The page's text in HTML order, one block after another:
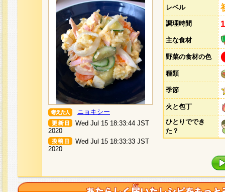
ニョキシー
Wed Jul 15 18:33:44 JST
2020
Wed Jul 15 18:33:33 JST
2020
レベル
調理時間
主な食材
野菜の食材の色
種類
季節
火と包丁
ひとりででき
た？